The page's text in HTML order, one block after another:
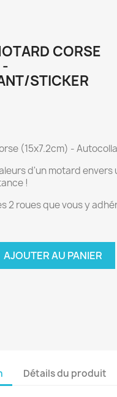
CORSE
-
STICKER
(15x7.2cm) -
d'un motard envers
!
2 roues que vous y
AJOUTER AU PANIER
Détails du produit